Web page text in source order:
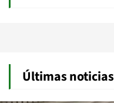
Últimas noticias